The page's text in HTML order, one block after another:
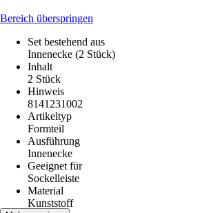
Bereich überspringen
Set bestehend aus
Innenecke (2 Stück)
Inhalt
2 Stück
Hinweis
8141231002
Artikeltyp
Formteil
Ausführung
Innenecke
Geeignet für
Sockelleiste
Material
Kunststoff